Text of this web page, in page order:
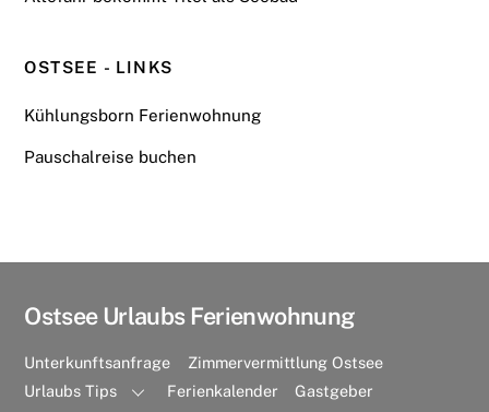
OSTSEE - LINKS
Kühlungsborn Ferienwohnung
Pauschalreise buchen
Ostsee Urlaubs Ferienwohnung
Unterkunftsanfrage
Zimmervermittlung Ostsee
Urlaubs Tips
Ferienkalender Gastgeber